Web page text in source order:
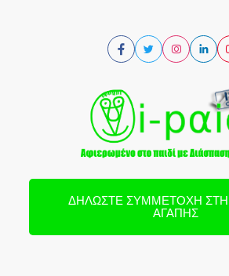
ΔΗΛΏΣΤΕ ΣΥΜΜΕΤΟΧΉ
ΑΓΆΠΗΣ